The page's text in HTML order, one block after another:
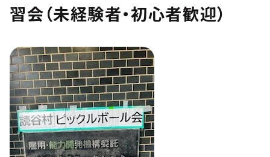
習会（未経験者・初心者歓迎）